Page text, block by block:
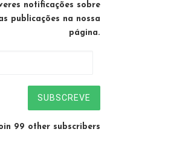
notificações sobre
publicações na nossa
página.
SUBSCREVE
99 other subscribers